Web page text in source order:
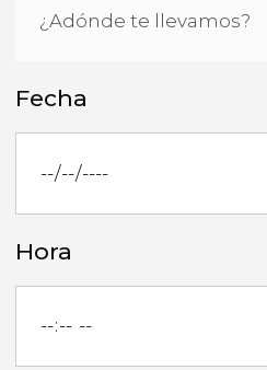
Fecha
Hora